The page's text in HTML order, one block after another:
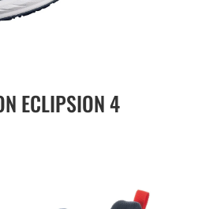
ECLIPSION 4